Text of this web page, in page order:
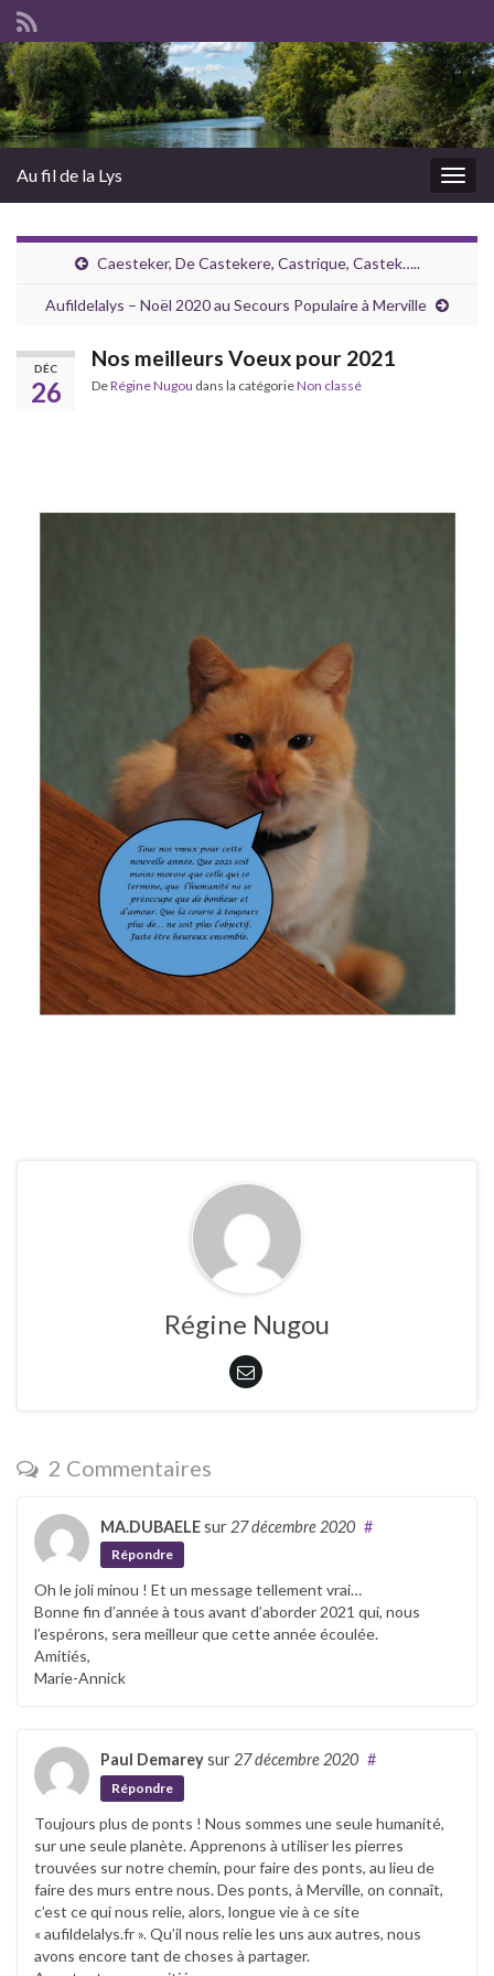
Au fil de la Lys
Caesteker, De Castekere, Castrique, Castek…..
Aufildelalys – Noël 2020 au Secours Populaire à Merville
DÉC
26
Nos meilleurs Voeux pour 2021
DeRégine Nugou dans la catégorieNon classé
Régine Nugou
2 Commentaires
MA.DUBAELEsur 27 décembre 2020 #
Répondre
Oh le joli minou ! Et un message tellement vrai…
Bonne fin d’année à tous avant d’aborder 2021 qui, nous
l’espérons, sera meilleur que cette année écoulée.
Amitiés,
Marie-Annick
Paul Demareysur 27 décembre 2020 #
Répondre
Toujours plus de ponts ! Nous sommes une seule humanité,
sur une seule planète. Apprenons à utiliser les pierres
trouvées sur notre chemin, pour faire des ponts, au lieu de
faire des murs entre nous. Des ponts, à Merville, on connaît,
c’est ce qui nous relie, alors, longue vie à ce site
« aufildelalys.fr ». Qu’il nous relie les uns aux autres, nous
avons encore tant de choses à partager.